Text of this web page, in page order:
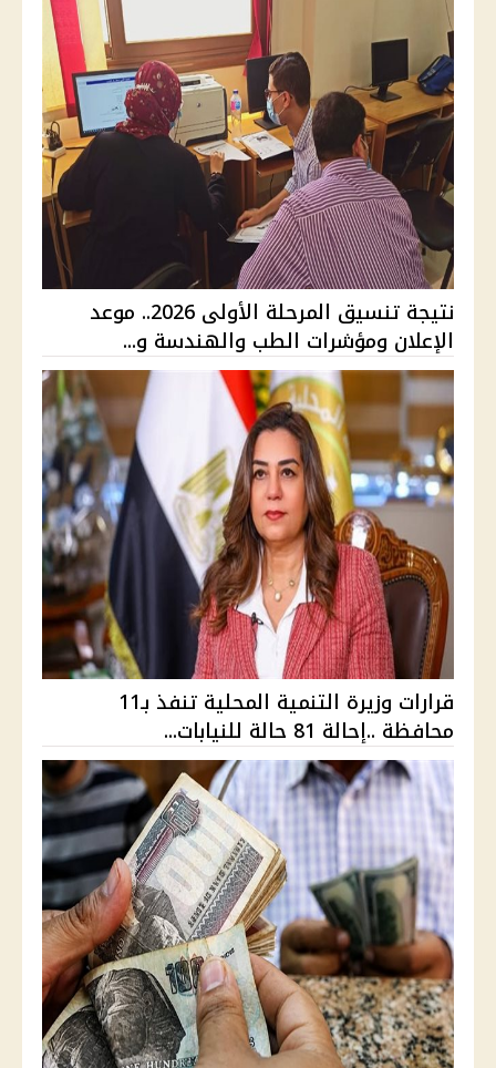
نتيجة تنسيق المرحلة الأولى 2026.. موعد
الإعلان ومؤشرات الطب والهندسة و...
قرارات وزيرة التنمية المحلية تنفذ بـ11
محافظة ..إحالة 81 حالة للنيابات...